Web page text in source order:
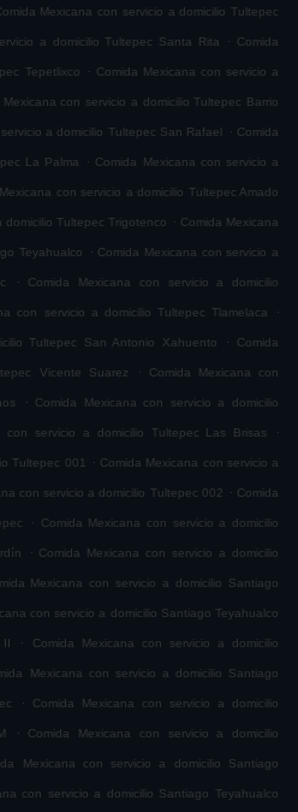
Mexicana con servicio a domicilio Tultepec
a domicilio Tultepec Santa Rita . Comida
Tepetlixco . Comida Mexicana con servicio a
Mexicana con servicio a domicilio Tultepec Barrio
a domicilio Tultepec San Rafael . Comida
La Palma . Comida Mexicana con servicio a
con servicio a domicilio Tultepec Amado
domicilio Tultepec Trigotenco . Comida Mexicana
Teyahualco . Comida Mexicana con servicio a
. Comida Mexicana con servicio a domicilio
con servicio a domicilio Tultepec Tlamelaca .
Tultepec San Antonio Xahuento . Comida
Vicente Suarez . Comida Mexicana con
. Comida Mexicana con servicio a domicilio
con servicio a domicilio Tultepec Las Brisas .
Tultepec 001 . Comida Mexicana con servicio a
con servicio a domicilio Tultepec 002 . Comida
. Comida Mexicana con servicio a domicilio
. Comida Mexicana con servicio a domicilio
Mexicana con servicio a domicilio Santiago
con servicio a domicilio Santiago Teyahualco
II . Comida Mexicana con servicio a domicilio
Mexicana con servicio a domicilio Santiago
. Comida Mexicana con servicio a domicilio
. Comida Mexicana con servicio a domicilio
Mexicana con servicio a domicilio Santiago
con servicio a domicilio Santiago Teyahualco